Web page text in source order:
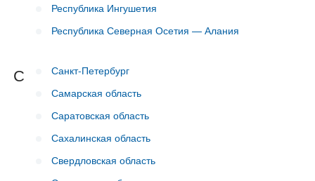
Республика Ингушетия
Республика Северная Осетия — Алания
С
Санкт-Петербург
Самарская область
Саратовская область
Сахалинская область
Свердловская область